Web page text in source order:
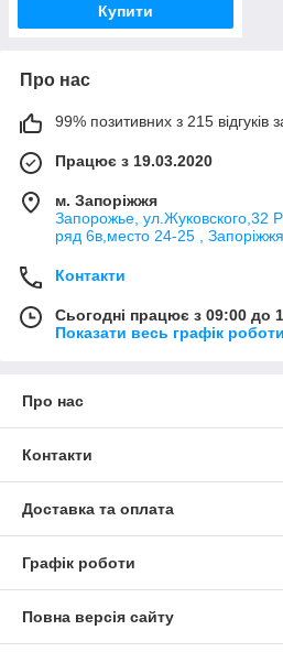
Купити
Про нас
99% позитивних з 215 відгуків
Працює з 19.03.2020
м. Запоріжжя
Запорожье, ул.Жуковского,32
ряд 6в,место 24-25 ,
Контакти
Сьогодні працює з 09:00 до
Показати весь графік роботи
Про нас
Контакти
Доставка та оплата
Графік роботи
Повна версія сайту